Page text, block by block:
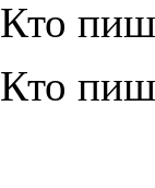
Кто
Кто